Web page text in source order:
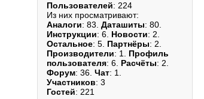
Пользователей: 224
Из них просматривают:
Аналоги: 83. Даташиты: 80.
Инструкции: 6. Новости: 2.
Остальное: 5. Партнёры: 2.
Производители: 1. Профиль
пользователя: 6. Расчёты: 2.
Форум: 36. Чат: 1.
Участников: 3
Гостей: 221